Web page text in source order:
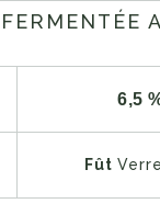
6,5
Fût